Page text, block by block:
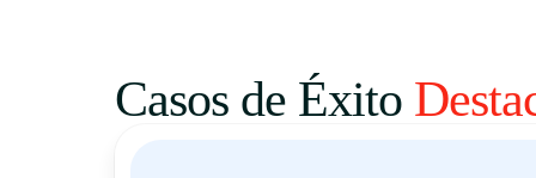
Casos de Éxito